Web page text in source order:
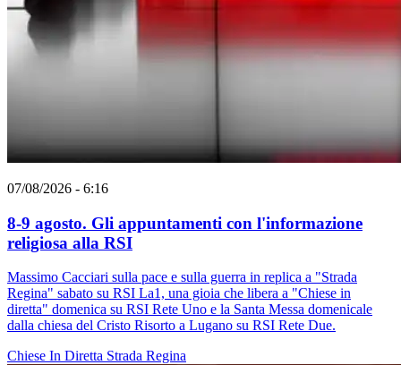
07/08/2026 - 6:16
8-9 agosto. Gli appuntamenti con l'informazione
religiosa alla RSI
Massimo Cacciari sulla pace e sulla guerra in replica a "Strada
Regina" sabato su RSI La1, una gioia che libera a "Chiese in
diretta" domenica su RSI Rete Uno e la Santa Messa domenicale
dalla chiesa del Cristo Risorto a Lugano su RSI Rete Due.
Chiese In Diretta Strada Regina